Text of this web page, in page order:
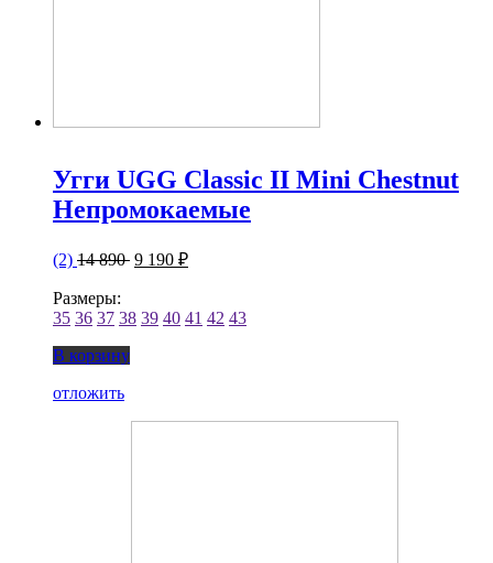
Угги UGG Classic II Mini Chestnut
Непромокаемые
(2) 14 890 9 190 ₽
Размеры:
35 36 37 38 39 40 41 42 43
В корзину
отложить